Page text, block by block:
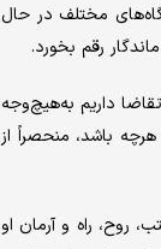
مختلف در حال
رقم بخورد.
داریم به‌هیچ‌وجه
باشد، منحصراً از
روح، راه و آرمان او